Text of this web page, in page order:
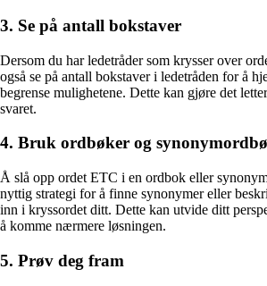
3. Se på antall bokstaver
Dersom du har ledetråder som krysser over
også se på antall bokstaver i ledetråden for å
begrense mulighetene. Dette kan gjøre det
svaret.
4. Bruk ordbøker og
Å slå opp ordet ETC i en ordbok eller
nyttig strategi for å finne synonymer eller
inn i kryssordet ditt. Dette kan utvide ditt
å komme nærmere løsningen.
5. Prøv deg fram